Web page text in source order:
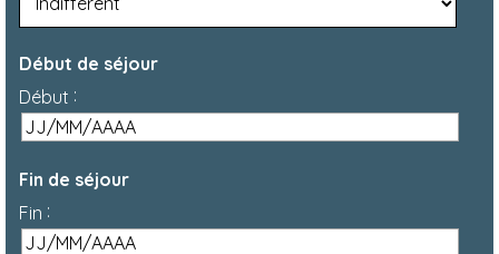
Début de séjour
Début :
Fin de séjour
Fin :